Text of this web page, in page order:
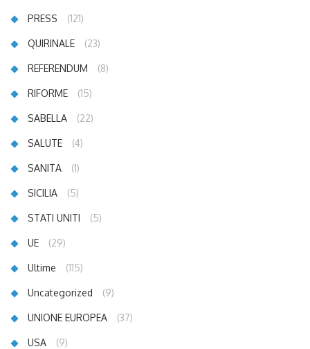
PRESS (121)
QUIRINALE (23)
REFERENDUM (8)
RIFORME (15)
SABELLA (22)
SALUTE (4)
SANITA (1)
SICILIA (5)
STATI UNITI (5)
UE (29)
Ultime (115)
Uncategorized (9)
UNIONE EUROPEA (37)
USA (9)